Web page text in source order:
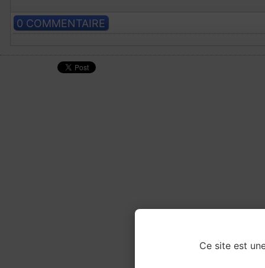
0 COMMENTAIRE
Ce site est